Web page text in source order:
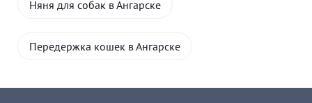
Няня для собак в Ангарске
Передержка кошек в Ангарске